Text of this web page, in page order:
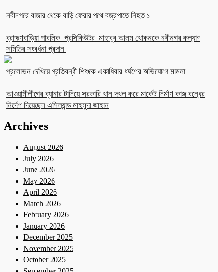
নবীনগরে বাজার থেকে বাড়ি ফেরার পথে বজ্রপাতে নিহত ১
ব্রাহ্মণবাড়িয়া পাবলিক প্রসিকিউটর মাহাবুব আলম খোকনকে নবীনগর কল্যাণ
সমিতির সংবর্ধনা প্রদান
প্রলোভন দেখিয়ে প্রতিবন্ধী শিশুকে একাধিবার ধর্ষণের অভিযোগে মামলা
আওয়ামীলীগের ব্যানার টানিয়ে সরকারি খাল দখল করে মার্কেট নির্মাণ কাজ বন্ধের
নির্দেশ দিয়েছেন এসিল্যান্ড মাহমুদা জাহান
Archives
August 2026
July 2026
June 2026
May 2026
April 2026
March 2026
February 2026
January 2026
December 2025
November 2025
October 2025